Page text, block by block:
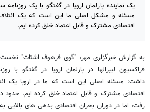
یک نماینده پارلمان اروپا در گفتگو با یک
مسئله و مشکل اصلی ما این است که یک
اقتصادی مشترک و قابل اعتماد خلق کرده ایم.
به گزارش خبرگزاری مهر، "گوی فرهوف اشتات"
فراکسیون لیبرالها در پارلمان اروپا در گفتگو با
داشت: مسئله اصلی این است که ما در اروپا یک
اقتصادی مشترک و قابل اعتماد خلق کرده ایم.
رفت، اما در دوران بحران اقتصادی بدهی های بالایی به